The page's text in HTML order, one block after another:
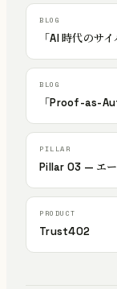
「AI 時代のサ
「Proof-as-
Pillar 03 — エー
Trust402